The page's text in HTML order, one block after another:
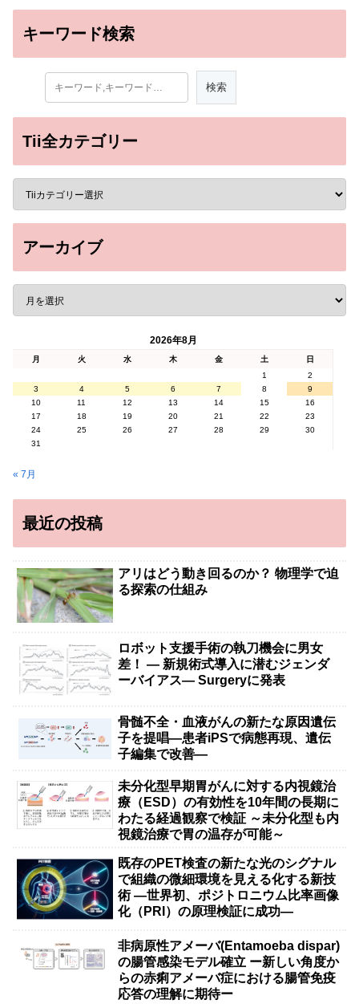
キーワード検索
Tii全カテゴリー
アーカイブ
2026年8月
月 火 水 木 金 土
日
1
2
3
4 5 6 7 8
9
10
11 12 13 14 15
16
17
18 19 20 21 22
23
24
25 26 27 28 29
30
31
« 7月
最近の投稿
アリはどう動き回るのか？ 物理学で迫
る探索の仕組み
ロボット支援手術の執刀機会に男女
差！ — 新規術式導入に潜むジェンダ
ーバイアス— Surgeryに発表
骨髄不全・血液がんの新たな原因遺伝
子を提唱―患者iPSで病態再現、遺伝
子編集で改善―
未分化型早期胃がんに対する内視鏡治
療（ESD）の有効性を10年間の長期に
わたる経過観察で検証 ～未分化型も内
視鏡治療で胃の温存が可能～
既存のPET検査の新たな光のシグナル
で組織の微細環境を見える化する新技
術 ―世界初、ポジトロニウム比率画像
化（PRI）の原理検証に成功―
非病原性アメーバ(Entamoeba dispar)
の腸管感染モデル確立 ー新しい角度か
らの赤痢アメーバ症における腸管免疫
応答の理解に期待ー